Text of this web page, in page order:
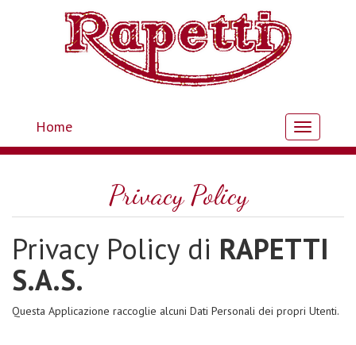
Toggle
navigation
Home
Privacy Policy
Privacy Policy di RAPETTI
S.A.S.
Questa Applicazione raccoglie alcuni Dati Personali dei propri Utenti.